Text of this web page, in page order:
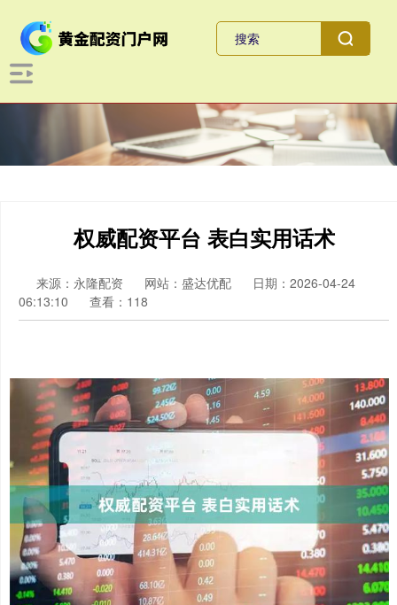
权威配资平台 表白实用话术
来源：永隆配资 网站：盛达优配
日期：2026-04-24
06:13:10
查看：118